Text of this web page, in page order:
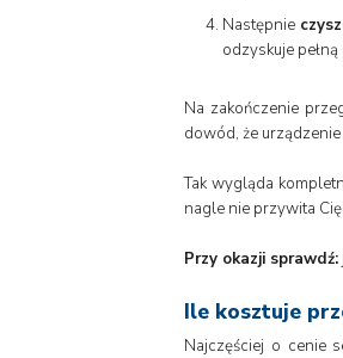
Następnie
odzyskuje
Na zakończenie
dowód, że
Tak wygląda
nagle nie przywita
Przy okazji sprawdź:
Ile kosztuje
Najczęściej o cenie